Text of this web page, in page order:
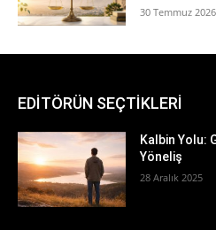
30 Temmuz 2026
EDİTÖRÜN SEÇTİKLERİ
Kalbin Yolu:
Yöneliş
28 Aralık 2025